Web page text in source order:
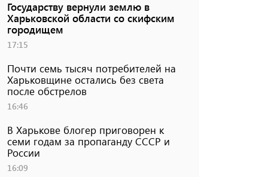
Государству вернули землю в
Харьковской области со скифским
городищем
17:15
Почти семь тысяч потребителей на
Харьковщине остались без света
после обстрелов
16:46
В Харькове блогер приговорен к
семи годам за пропаганду СССР и
России
16:09